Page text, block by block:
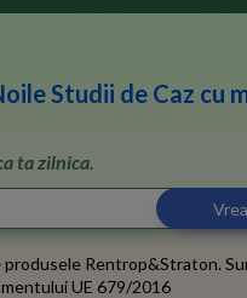
Studii de Caz cu
ta zilnica.
Rentrop&Straton.
UE 679/2016